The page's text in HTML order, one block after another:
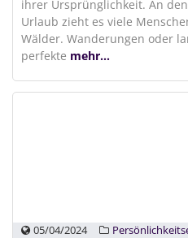
ihrer Ursprünglichkeit. An
Urlaub zieht es viele
Wälder. Wanderungen oder
perfekte mehr...
05/04/2024